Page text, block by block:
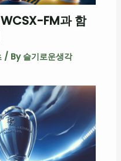
FM과 함
/ By 슬기로운생각